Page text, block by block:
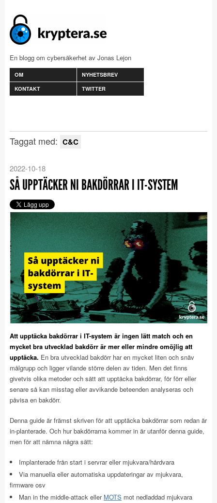
En blogg om cybersäkerhet av Jonas Lejon
OM
NYHETSBREV
KONTAKT
TWITTER
Taggat med: C&C
2022-10-18
SÅ UPPTÄCKER NI BAKDÖRRAR I IT-SYSTEM
Att upptäcka bakdörrar i IT-system är ingen lätt match och en
mycket bra utvecklad bakdörr är mer eller mindre omöjlig att
upptäcka. En bra utvecklad bakdörr har en mycket liten och snäv
målgrupp och ligger vilande större delen av tiden. Men det finns
givetvis olika metoder och sätt att upptäcka bakdörrar, för förr eller
senare så kan misstag eller avvikande beteenden analyseras och
påvisa en bakdörr.
Denna guide är främst skriven för att upptäcka bakdörrar som redan är
in-planterade. Och hur bakdörrarna kommer in är utanför denna guide,
men för att nämna några sätt:
Implanterade från start i servrar eller mjukvara/hårdvara
Via manuella eller automatiska uppdateringar av mjukvara,
firmware osv
Man in the middle-attack eller MOTS mot nedladdad mjukvara